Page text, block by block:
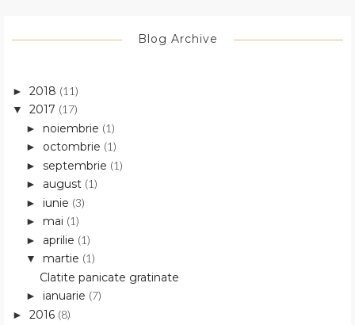
Blog Archive
► 2018 (11)
▼ 2017 (17)
► noiembrie (1)
► octombrie (1)
► septembrie (1)
► august (1)
► iunie (3)
► mai (1)
► aprilie (1)
▼ martie (1)
Clatite panicate gratinate
► ianuarie (7)
► 2016 (8)